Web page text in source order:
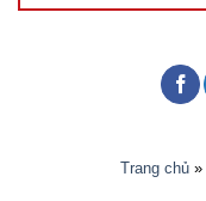
Trang chủ»